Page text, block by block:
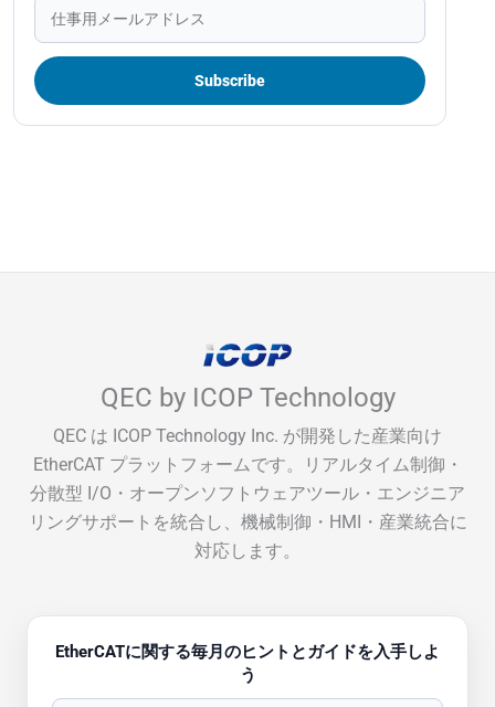
QEC by ICOP Technology
QEC は ICOP Technology Inc. が開発した産業向け
EtherCAT プラットフォームです。リアルタイム制御・
分散型 I/O・オープンソフトウェアツール・エンジニア
リングサポートを統合し、機械制御・HMI・産業統合に
対応します。
EtherCATに関する毎月のヒントとガイドを入手しよ
う